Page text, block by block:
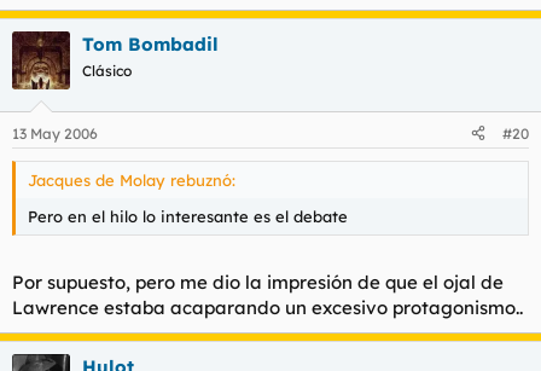
Tom Bombadil
Clásico
13 May 2006 #20
Jacques de Molay rebuznó:
Pero en el hilo lo interesante es el debate
Por supuesto, pero me dio la impresión de que el ojal de
Lawrence estaba acaparando un excesivo protagonismo..